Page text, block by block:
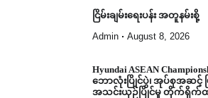
ငြိမ်းချမ်းရေးပန်း အတူနမ်းစို့
Admin August 8, 2026
Hyundai ASEAN
ဘောလုံးပြိုင်ပွဲ၊ အုပ်စုအဆင့်
အသင်းယှဉ်ပြိုင်မှု တိုက်ရို